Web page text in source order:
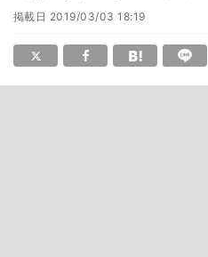
掲載日 2019/03/03 18:19